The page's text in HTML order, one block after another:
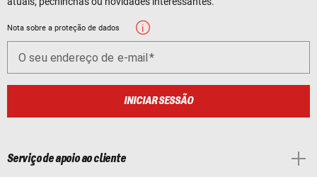
Nota sobre a proteção de dados
O seu endereço de e-mail
INICIAR SESSÃO
Serviço de apoio ao cliente